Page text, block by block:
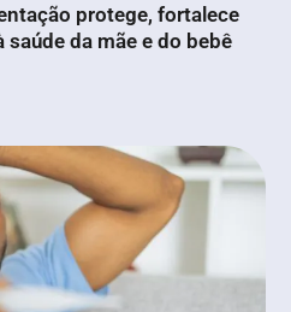
protege, fortalece
da mãe e do bebê